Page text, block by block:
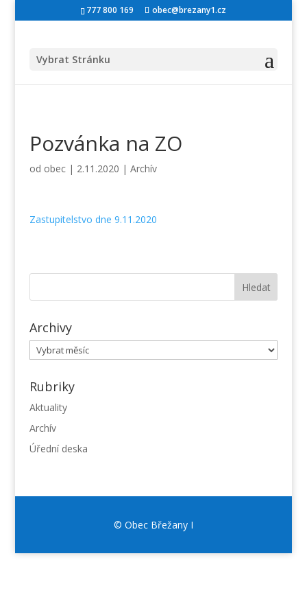
777 800 169 obec@brezany1.cz
Vybrat Stránku
Pozvánka na ZO
od obec| 2.11.2020 | Archív
Zastupitelstvo dne 9.11.2020
Archivy
Archivy
Rubriky
Aktuality
Archív
Úřední deska
© Obec Břežany I